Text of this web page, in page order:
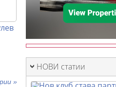
»
НОВИ статии